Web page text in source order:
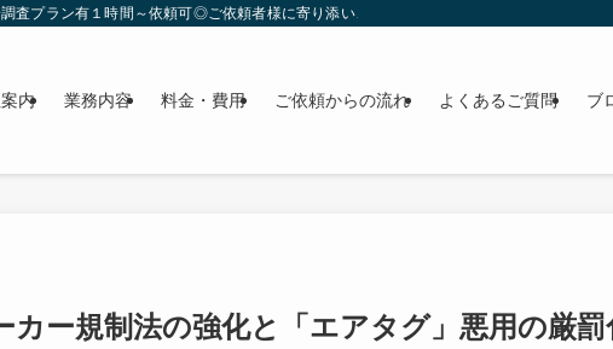
査プラン有１時間～依頼可◎ご依頼者様に寄り添い、解決まで全力サポート
内 業務内容 料金・費用 ご依頼からの流れ よくあるご質問 ブ
カー規制法の強化と「エアタグ」悪用の厳罰